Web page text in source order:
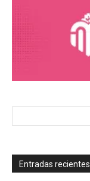
Entradas recientes